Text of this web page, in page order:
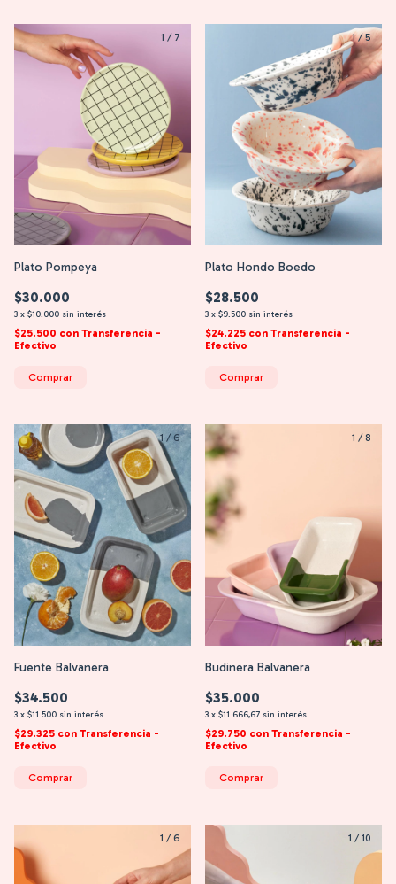
1 / 7
Plato Pompeya
$30.000
3 x $10.000 sin interés
$25.500 con Transferencia -
Efectivo
Comprar
1/5
Plato Hondo Boedo
$28.500
3 x $9.500 sin interés
$24.225 con Transferencia -
Efectivo
Comprar
1 / 6
Fuente Balvanera
$34.500
3 x $11.500 sin interés
$29.325 con Transferencia -
Efectivo
Comprar
1 /8
Budinera Balvanera
$35.000
3 x $11.666,67 sin interés
$29.750 con Transferencia -
Efectivo
Comprar
1 /6 1 / 10